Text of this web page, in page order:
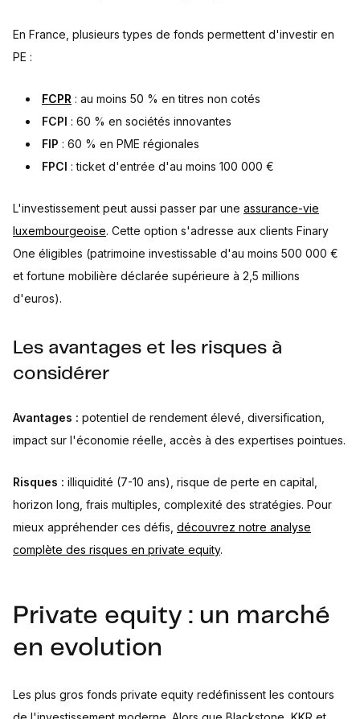
En France, plusieurs types de fonds permettent d'investir en
PE :
FCPR : au moins 50 % en titres non cotés
FCPI : 60 % en sociétés innovantes
FIP : 60 % en PME régionales
FPCI : ticket d'entrée d'au moins 100 000 €
L'investissement peut aussi passer par une assurance-vie
luxembourgeoise. Cette option s'adresse aux clients Finary
One éligibles (patrimoine investissable d'au moins 500 000 €
et fortune mobilière déclarée supérieure à 2,5 millions
d'euros).
Les avantages et les risques à
considérer
Avantages : potentiel de rendement élevé, diversification,
impact sur l'économie réelle, accès à des expertises pointues.
Risques : illiquidité (7-10 ans), risque de perte en capital,
horizon long, frais multiples, complexité des stratégies. Pour
mieux appréhender ces défis, découvrez notre analyse
complète des risques en private equity.
Private equity : un marché
en evolution
Les plus gros fonds private equity redéfinissent les contours